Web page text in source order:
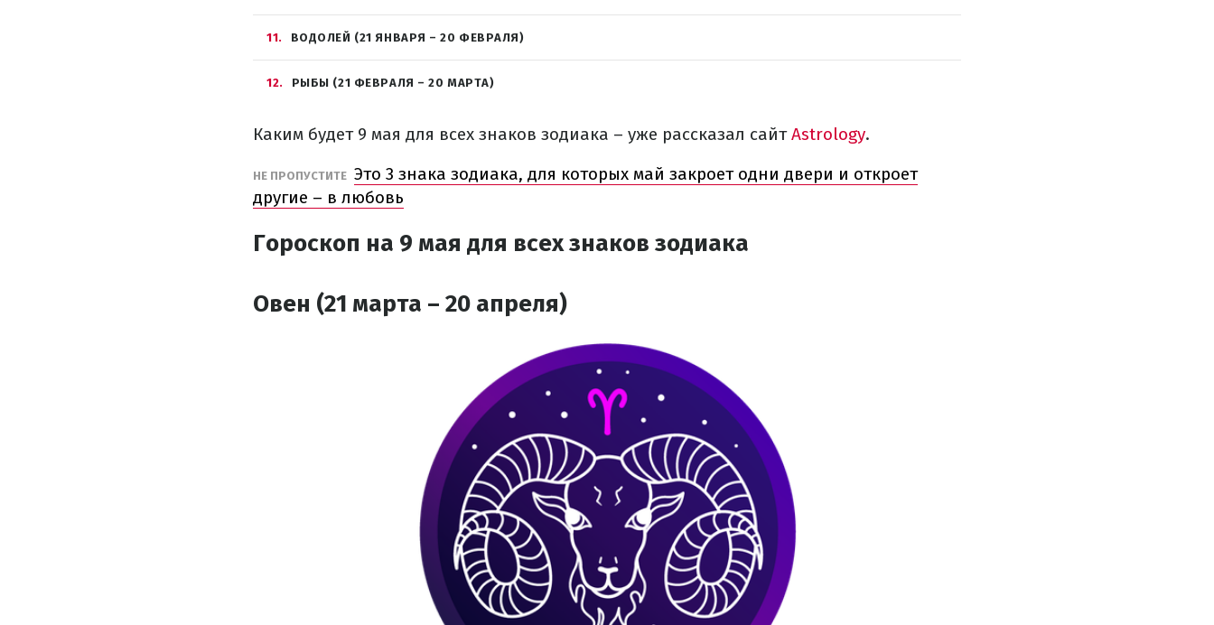
11 ВОДОЛЕЙ (21 ЯНВАРЯ – 20 ФЕВРАЛЯ)
12 РЫБЫ (21 ФЕВРАЛЯ – 20 МАРТА)
Каким будет 9 мая для всех знаков зодиака – уже рассказал сайтAstrology.
НЕ ПРОПУСТИТЕ Это 3 знака зодиака, для которых май закроет одни двери и откроет
другие – в любовь
Гороскоп на 9 мая для всех знаков зодиака
Овен (21 марта – 20 апреля)